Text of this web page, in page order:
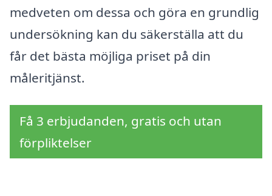
medveten om dessa och göra en grundlig
undersökning kan du säkerställa att du
får det bästa möjliga priset på din
måleritjänst.
Få 3 erbjudanden, gratis och utan
förpliktelser